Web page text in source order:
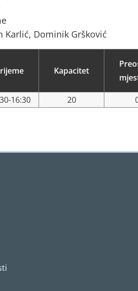
Karlić, Dominik Gršković
Kapacitet
16:30 20